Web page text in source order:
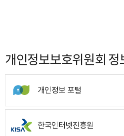
개인정보보호위원회 정
개인정보 포털
한국인터넷진흥원